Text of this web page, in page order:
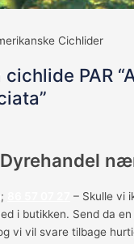
Cichlider
cichlide PAR
– Skulle vi
i butikken. Send da en
vi vil svare tilbage